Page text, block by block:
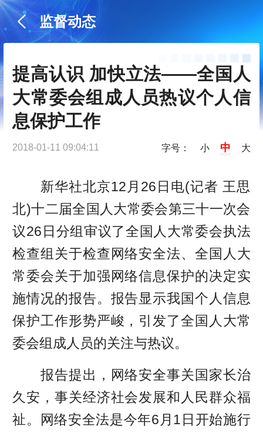
监督动态
提高认识 加快立法——全国人
大常委会组成人员热议个人信
息保护工作
2018-01-11 09:04:11 字号： 小 中 大
新华社北京12月26日电(记者 王思
北)十二届全国人大常委会第三十一次会
议26日分组审议了全国人大常委会执法
检查组关于检查网络安全法、全国人大
常委会关于加强网络信息保护的决定实
施情况的报告。报告显示我国个人信息
保护工作形势严峻，引发了全国人大常
委会组成人员的关注与热议。
报告提出，网络安全事关国家长治
久安，事关经济社会发展和人民群众福
祉。网络安全法是今年6月1日开始施行